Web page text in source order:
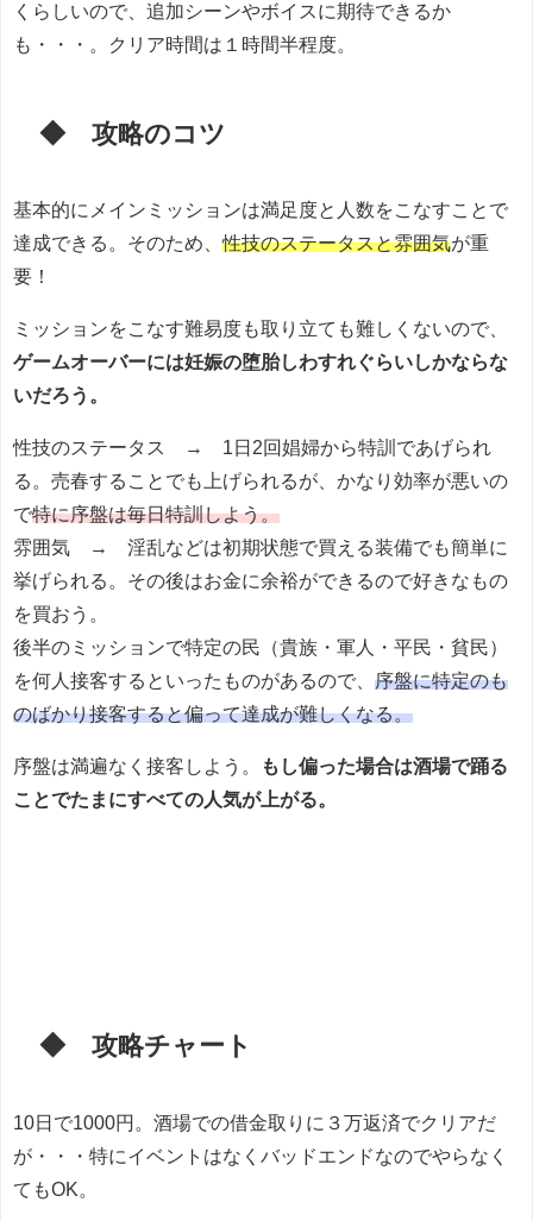
くらしいので、追加シーンやボイスに期待できるか
も・・・。クリア時間は１時間半程度。
◆ 攻略のコツ
基本的にメインミッションは満足度と人数をこなすことで
達成できる。そのため、性技のステータスと雰囲気が重
要！
ミッションをこなす難易度も取り立ても難しくないので、
ゲームオーバーには妊娠の堕胎しわすれぐらいしかならな
いだろう。
性技のステータス → 1日2回娼婦から特訓であげられ
る。売春することでも上げられるが、かなり効率が悪いの
で特に序盤は毎日特訓しよう。
雰囲気 → 淫乱などは初期状態で買える装備でも簡単に
挙げられる。その後はお金に余裕ができるので好きなもの
を買おう。
後半のミッションで特定の民（貴族・軍人・平民・貧民）
を何人接客するといったものがあるので、 序盤に特定のも
のばかり接客すると偏って達成が難しくなる。
序盤は満遍なく接客しよう。
もし偏った場合は酒場で踊る
ことでたまにすべての人気が上がる。
◆ 攻略チャート
10日で1000円。酒場での借金取りに３万返済でクリアだ
が・・・特にイベントはなくバッドエンドなのでやらなく
てもOK。